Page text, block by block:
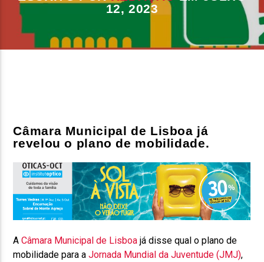
TÍTULO
ON FM
12, 2023
Câmara Municipal de Lisboa já
revelou o plano de mobilidade.
ACâmara Municipal de Lisboajá disse qual o plano de
mobilidade para aJornada Mundial da Juventude (JMJ),